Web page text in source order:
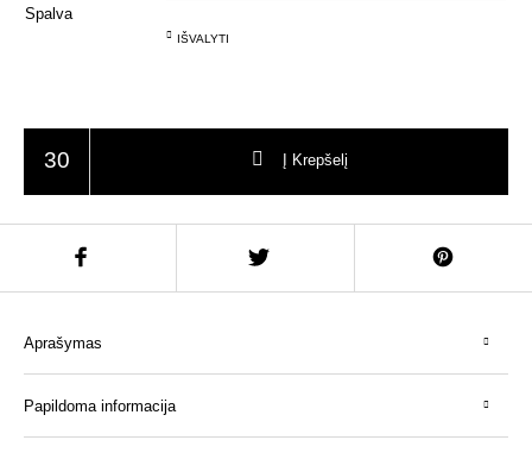
Spalva
IŠVALYTI
Į Krepšelį
Aprašymas
Papildoma informacija